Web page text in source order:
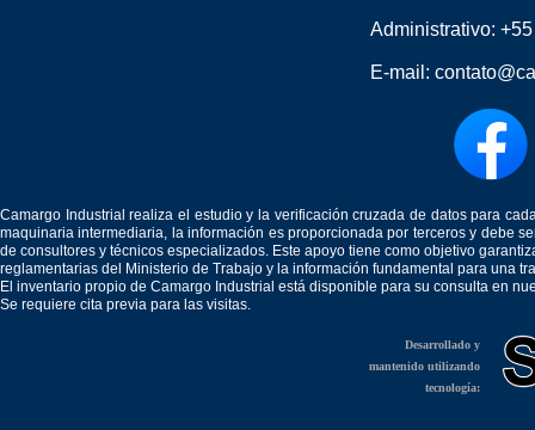
Administrativo:
E-mail:
Camargo Industrial realiza el estudio y la verificación cruzada de datos para
maquinaria intermediaria, la información es proporcionada por terceros y debe
de consultores y técnicos especializados. Este apoyo tiene como objetivo
reglamentarias del Ministerio de Trabajo y la información fundamental para una
El inventario propio de Camargo Industrial está disponible para su consulta en
Se requiere cita previa para las visitas.
Desarrollado y
mantenido utilizando
tecnología: